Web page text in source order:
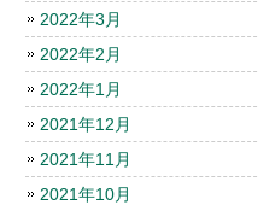
2022年3月
2022年2月
2022年1月
2021年12月
2021年11月
2021年10月